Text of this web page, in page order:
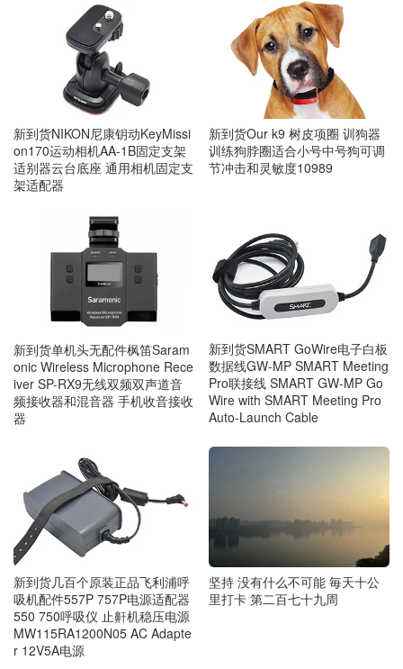
新到货NIKON尼康钥动KeyMissi
on170运动相机AA-1B固定支架
适别器云台底座 通用相机固定支
架适配器
新到货Our k9 树皮项圈 训狗器
训练狗脖圈适合小号中号狗可调
节冲击和灵敏度10989
新到货单机头无配件枫笛Saram
onic Wireless Microphone Rece
iver SP-RX9无线双频双声道音
频接收器和混音器 手机收音接收
器
新到货SMART GoWire电子白板
数据线GW-MP SMART Meeting
Pro联接线 SMART GW-MP Go
Wire with SMART Meeting Pro
Auto-Launch Cable
新到货几百个原装正品飞利浦呼
吸机配件557P 757P电源适配器
550 750呼吸仪 止鼾机稳压电源
MW115RA1200N05 AC Adapte
r 12V5A电源
坚持 没有什么不可能 毎天十公
里打卡 第二百七十九周